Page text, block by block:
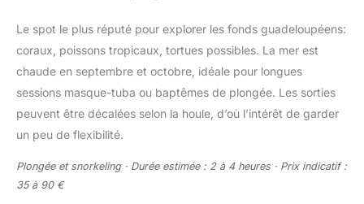
Le spot le plus réputé pour explorer les fonds guadeloupéens:
coraux, poissons tropicaux, tortues possibles. La mer est
chaude en septembre et octobre, idéale pour longues
sessions masque-tuba ou baptêmes de plongée. Les sorties
peuvent être décalées selon la houle, d’où l’intérêt de garder
un peu de flexibilité.
Plongée et snorkeling · Durée estimée : 2 à 4 heures · Prix indicatif :
35 à 90 €